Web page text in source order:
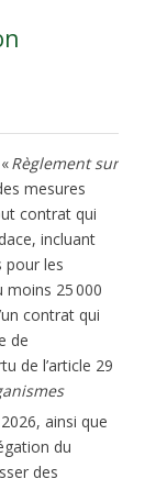
Règlement sur
mesures
contrat qui
incluant
pour les
moins 25 000
contrat qui
de
de l’article 29
ainsi que
du
des